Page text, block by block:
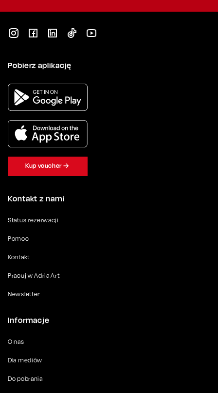
Kontakt z nami
Status rezerwacji
Pomoc
Kontakt
Pracuj w Adria Art
Newsletter
Informacje
O nas
Dla mediów
Do pobrania
Pobierz aplikację
Kup voucher